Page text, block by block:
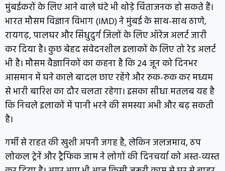
मुंबईकरों के लिए आने वाले घंटे भी थोड़े चिंताजनक हो सकते हैं।
भारत मौसम विज्ञान विभाग (IMD) ने मुंबई के साथ-साथ ठाणे,
रायगढ़, पालघर और सिंधुदुर्ग जिलों के लिए ऑरेंज अलर्ट जारी
कर दिया है। कुछ बेहद संवेदनशील इलाकों के लिए तो रेड अलर्ट
भी है। मौसम वैज्ञानिकों का कहना है कि 24 जून को दिनभर
आसमान में घने काले बादल छाए रहेंगे और रुक-रुक कर मध्यम
से भारी बारिश का दौर चलता रहेगा। इसका सीधा मतलब यह है
कि निचले इलाकों में पानी भरने की समस्या अभी और बढ़ सकती
है।
गर्मी से राहत की खुशी अपनी जगह है, लेकिन जलजमाव, ठप
लोकल ट्रेनें और ट्रैफिक जाम ने लोगों की दिनचर्या को अस्त-व्यस्त